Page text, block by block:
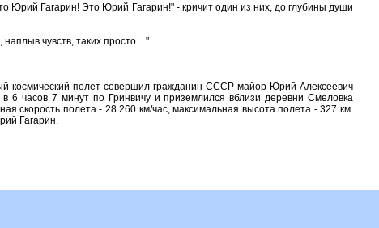
Гагарин! Это Юрий Гагарин!" - кричит один из них, до глубины души
чувств, таких просто…"
полет совершил гражданин СССР майор Юрий Алексеевич
6 часов 7 минут по Гринвичу и приземлился вблизи деревни Смеловка
скорость полета - 28.260 км/час, максимальная высота полета - 327 км.
Гагарин.